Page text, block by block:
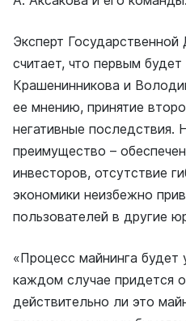
Эксперт
считает, что первым
Крашенинникова и
ее мнению, принятие
негативные последствия.
преимущество –
инвесторов, отсутствие
экономики неизбежно
пользователей в другие
«Процесс майнинга будет
каждом случае придется
действительно ли это